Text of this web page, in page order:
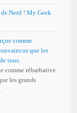
My Geek
comme rébarbative
les grands